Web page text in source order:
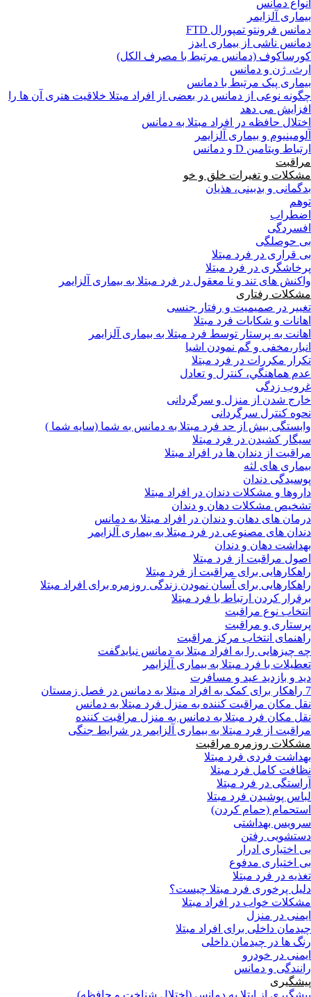
انواع دمانس
بیماری آلزایمر
دمانس فرونتو تمپورال FTD
دمانس ناشی از بیماری ایدز
کورساکوف (دمانس مرتبط با مصرف الکل)
ارث، ژن و دمانس
بیماری پیک مرتبط با دمانس
چگونه نوعی از دمانس در بعضی از افراد مبتلا خلاقیت هنری آن ها را
افزایش می دهد
اختلال حافظه در افراد مبتلا به دمانس
آلومینیوم و بیماری آلزایمر
ارتباط ویتامین D و دمانس
مراقبت
مشکلات و تغیرات خلق و خو
بدگمانی و بدبینی، هذیان
توهم
اضطراب
افسردگی
بی حوصلگی
بی قراری در فرد مبتلا
پرخاشگری در فرد مبتلا
واکنش های تند و نا معقول در فرد مبتلا به بیماری آلزایمر
مشکلات رفتاری
تغییر در صمیمیت و رفتار جنسی
اهانات و شکایات فرد مبتلا
اهانت به پرستار توسط فرد مبتلا به بیماری آلزایمر
انبار،مخفی و گم نمودن اشیا
تکرار مکررات در فرد مبتلا
عدم هماهنگي، كنترل و تعادل
غروب زدگی
خارج شدن از منزل و سرگردانی
نحوه کنترل سرگردانی
وابستگی بیش از حد فرد مبتلا به دمانس به شما (سایه شما )
سیگار کشیدن در فرد مبتلا
مراقبت از دندان ها در افراد مبتلا
بیماری های لثه
پوسیدگی دندان
داروها و مشکلات دندان در افراد مبتلا
تشخیص مشکلات دهان و دندان
درمان های دهان و دندان در افراد مبتلا به دمانس
دندان های مصنوعی در فرد مبتلا به بیماری آلزایمر
بهداشت دهان و دندان
اصول مراقبت از فرد مبتلا
راهکارهایی برای مراقبت از فرد مبتلا
راهکارهایی برای آسان نمودن زندگی روزمره برای افراد مبتلا
برقرار کردن ارتباط با فرد مبتلا
انتخاب نوع مراقبت
پرستاری و مراقبت
راهنمای انتخاب مرکز مراقبت
چه چیزهایی را به افراد مبتلا به دمانس نبایدگفت
تعطیلات با فرد مبتلا به بیماری آلزایمر
دید و بازدید عید و مسافرت
7 راهکار برای کمک به افراد مبتلا به دمانس در فصل زمستان
نقل مکان مراقبت کننده به منزل فرد مبتلا به دمانس
نقل مکان فرد مبتلا به دمانس به منزل مراقبت کننده
مراقبت از فرد مبتلا به بیماری آلزایمر در شرایط جنگی
مشکلات روزمره مراقبت
بهداشت فردی فرد مبتلا
نظافت کامل فرد مبتلا
آراستگی در فرد مبتلا
لباس پوشیدن فرد مبتلا
استحمام (حمام کردن)
سرویس بهداشتی
دستشویی رفتن
بی اختیاری ادرار
بی اختیاری مدفوع
تغذیه در فرد مبتلا
دلیل پرخوری فرد مبتلا چیست؟
مشکلات خواب در افراد مبتلا
ایمنی در منزل
چیدمان داخلی برای افراد مبتلا
رنگ ها در چیدمان داخلی
ایمنی در خودرو
رانندگی و دمانس
پیشگیری
پیشگیری از ابتلا به دمانس (اختلال شناخت و حافظه)